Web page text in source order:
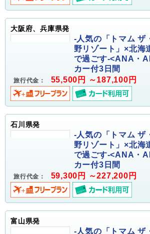
大阪府、兵庫県発
-人気の「トマム ザ
野リゾート」×北海
で過ごす-<ANA・
カー付3日間
旅行代金： 55,500円 ～187,100円
石川県発
-人気の「トマム ザ
野リゾート」×北海
で過ごす-<ANA・
カー付3日間
旅行代金： 59,300円 ～227,200円
富山県発
-人気の「トマム ザ